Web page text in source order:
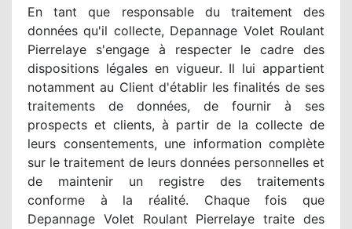
En tant que responsable du traitement des
données qu'il collecte, Depannage Volet Roulant
Pierrelaye s'engage à respecter le cadre des
dispositions légales en vigueur. Il lui appartient
notamment au Client d'établir les finalités de ses
traitements de données, de fournir à ses
prospects et clients, à partir de la collecte de
leurs consentements, une information complète
sur le traitement de leurs données personnelles et
de maintenir un registre des traitements
conforme à la réalité. Chaque fois que
Depannage Volet Roulant Pierrelaye traite des